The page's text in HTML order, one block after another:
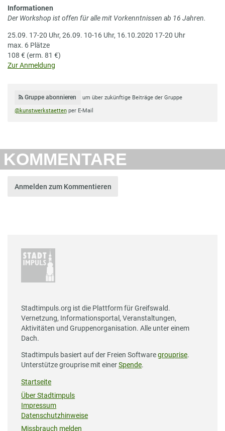
Informationen
Der Workshop ist offen für alle mit Vorkenntnissen ab 16 Jahren.
25.09. 17-20 Uhr, 26.09. 10-16 Uhr, 16.10.2020 17-20 Uhr
max. 6 Plätze
108 € (erm. 81 €)
Zur Anmeldung
Gruppe abonnieren
um über zukünftige Beiträge der Gruppe
@kunstwerkstaettenper E-Mail
KOMMENTARE
Anmelden zum Kommentieren
Stadtimpuls.org ist die Plattform für Greifswald.
Vernetzung, Informationsportal, Veranstaltungen,
Aktivitäten und Gruppenorganisation. Alle unter einem
Dach.
Stadtimpuls basiert auf der Freien Softwaregrouprise.
Unterstütze grouprise mit einerSpende.
Startseite
Über Stadtimpuls
Impressum
Datenschutzhinweise
Missbrauch melden